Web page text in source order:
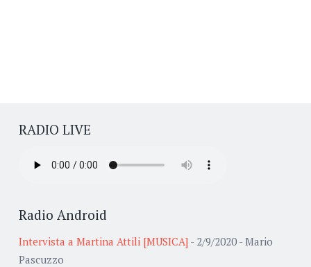
RADIO LIVE
Radio Android
Intervista a Martina Attili [MUSICA] - 2/9/2020 - Mario
Pascuzzo